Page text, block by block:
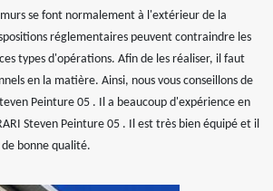
se font normalement à l'extérieur de la
réglementaires peuvent contraindre les
types d'opérations. Afin de les réaliser, il faut
en la matière. Ainsi, nous vous conseillons de
Peinture 05 . Il a beaucoup d'expérience en
Steven Peinture 05 . Il est très bien équipé et il
bonne qualité.